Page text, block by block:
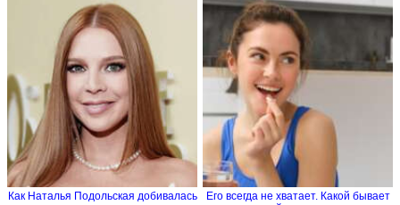
Как Наталья Подольская добивалась
Его всегда не хватает. Какой бывает